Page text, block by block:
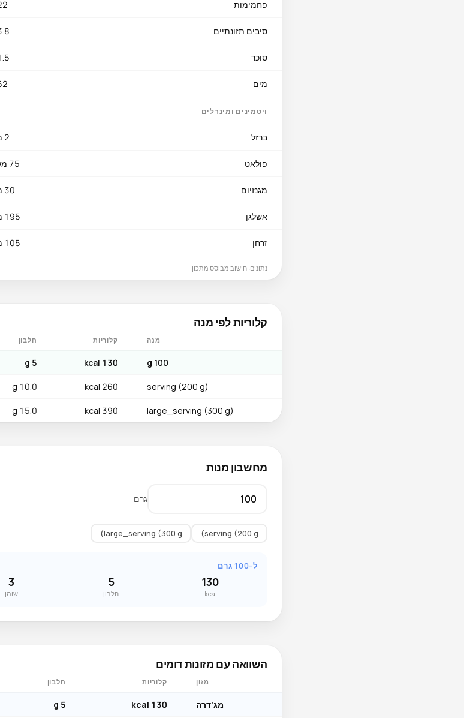
איך להכין הכי טוב
עד לרכות עדינה, מוסיפים אורז
התערובת; החצי השני מניחים למעלה כעיטור. מגישים עם גביע יוגורט רגיל
פחמימות g
סיבים תזונתיים g
סוכר g
מים g
ויטמינים ומינרלים
ברזל 2 מ"ג
פולאט 75 מק"ג
מגנזיום 30 מ"ג
אשלגן 195 מ"ג
זרחן 105 מ"ג
נתונים: חישוב מבוסס מתכון
קלוריות לפי מנה
מנה קלוריות חלבון
100 g
130 kcal
5 g
serving (200 g)
260 kcal
10.0 g
large_serving (300 g)
390 kcal
15.0 g
מחשבון מנות
גרם
serving (200 g)
large_serving (300 g)
ל-100 גרם
130
kcal
5
חלבון
3
שומן
השוואה עם מזונות דומים
מזון קלוריות חלבון
מג'דרה 130 kcal
5 g